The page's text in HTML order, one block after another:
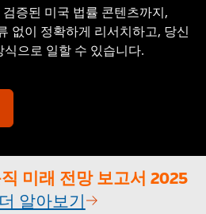
증된 미국 법률 콘텐츠까지,
없이 ​정확하게 리서치하고, 당신
으로 일할 수 있습니다.​
미래 전망 보고서 2025
더 알아보기